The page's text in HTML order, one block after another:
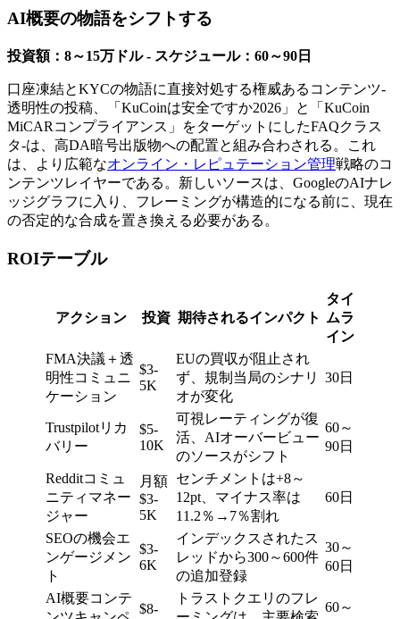
AI概要の物語をシフトする
投資額：8～15万ドル - スケジュール：60～90日
口座凍結とKYCの物語に直接対処する権威あるコンテンツ-
透明性の投稿、「KuCoinは安全ですか2026」と「KuCoin
MiCARコンプライアンス」をターゲットにしたFAQクラス
タ-は、高DA暗号出版物への配置と組み合わされる。これ
は、より広範なオンライン・レピュテーション管理戦略のコ
ンテンツレイヤーである。新しいソースは、GoogleのAIナレ
ッジグラフに入り、フレーミングが構造的になる前に、現在
の否定的な合成を置き換える必要がある。
ROIテーブル
アクション 投資 期待されるインパクト
タイ
ムラ
イン
FMA決議＋透
明性コミュニ
ケーション
$3-
5K
EUの買収が阻止され
ず、規制当局のシナリ
オが変化
30日
Trustpilotリカ
バリー
$5-
10K
可視レーティングが復
活、AIオーバービュー
のソースがシフト
60～
90日
Redditコミュ
ニティマネー
ジャー
月額
$3-
5K
センチメントは+8～
12pt、マイナス率は
11.2％→7％割れ
60日
SEOの機会エ
ンゲージメン
ト
$3-
6K
インデックスされたス
レッドから300～600件
の追加登録
30～
60日
AI概要コンテ
$8-
トラストクエリのフレ
60～